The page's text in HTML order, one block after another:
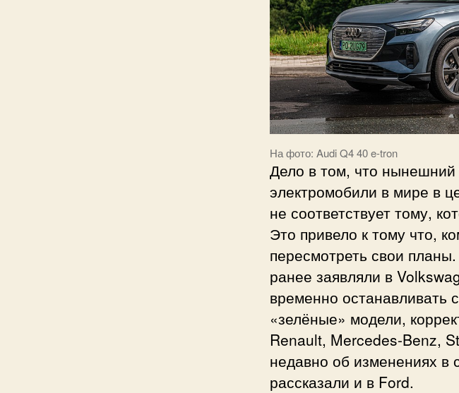
На фото: Audi Q4 40 e-tron
Дело в том, что нынешний
электромобили в мире в
не соответствует тому,
Это привело к тому что,
пересмотреть свои
ранее заявляли в
временно останавливать
«зелёные» модели,
Renault, Mercedes-Benz,
недавно об изменениях в
рассказали и в Ford.